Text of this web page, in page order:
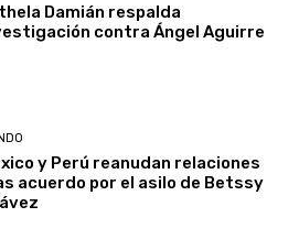
Damián respalda
contra Ángel Aguirre
y Perú reanudan relaciones
acuerdo por el asilo de Betssy